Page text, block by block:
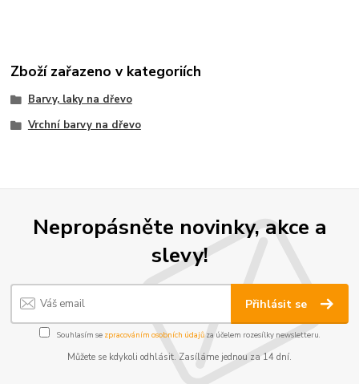
Zboží zařazeno v kategoriích
Barvy, laky na dřevo
Vrchní barvy na dřevo
Nepropásněte novinky, akce a
slevy!
Přihlásit se
Souhlasím se zpracováním osobních údajůza účelem rozesílky newsletteru.
Můžete se kdykoli odhlásit. Zasíláme jednou za 14 dní.